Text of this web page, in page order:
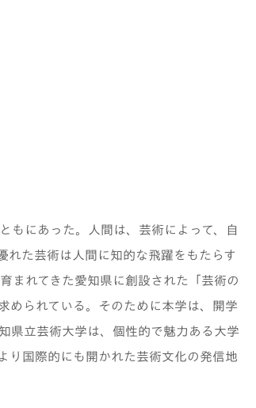
もにあった。人間は、芸術によって、自
れた芸術は人間に知的な飛躍をもたらす
まれてきた愛知県に創設された「芸術の
められている。そのために本学は、開学
県立芸術大学は、個性的で魅力ある大学
り国際的にも開かれた芸術文化の発信地